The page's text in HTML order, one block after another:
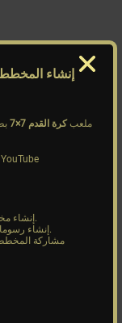
ملعبكرة القدم 7×7
شاهد درسًا تفصيليًا حول إنشاء الرسوم المتحركة على YouTube
إنشاء مخططات تكتيكية ثابتة مع إمكانية حفظها كصورة.
إنشاء رسومات متحركة ديناميكية يمكن تنزيلها كملف فيديو.
مشاركة